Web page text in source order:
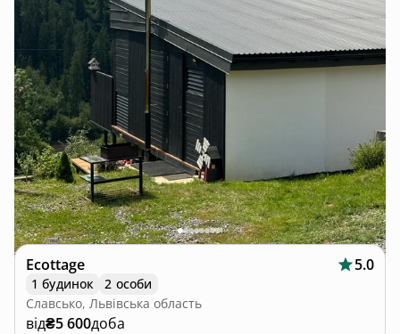
Ecottage 5.0
1 будинок
2 особи
Славсько, Львівська область
від₴5 600доба